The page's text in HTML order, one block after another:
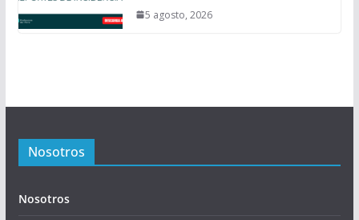
5 agosto, 2026
Nosotros
Nosotros